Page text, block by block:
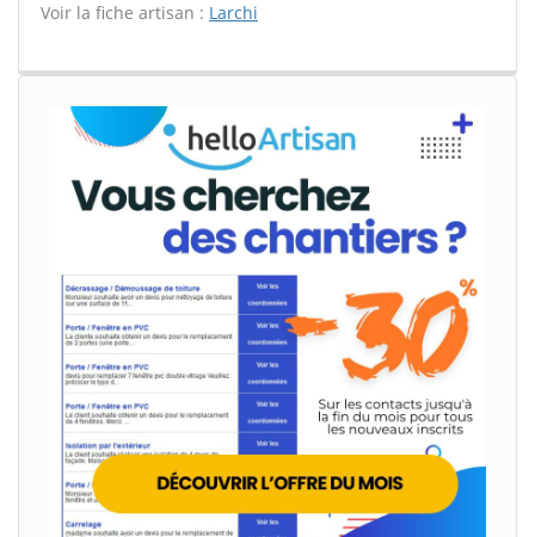
Voir la fiche artisan : Larchi